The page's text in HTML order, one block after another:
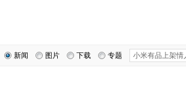
新闻 图片 下载 专题